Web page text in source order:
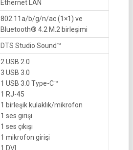
Ethernet LAN
802.11a/b/g/n/ac (1×1) ve
Bluetooth® 4.2 M.2 birleşimi
DTS Studio Sound™
2 USB 2.0
3 USB 3.0
1 USB 3.0 Type-C™
1 RJ-45
1 birleşik kulaklık/mikrofon
1 ses girişi
1 ses çıkışı
1 mikrofon girişi
1 DVI